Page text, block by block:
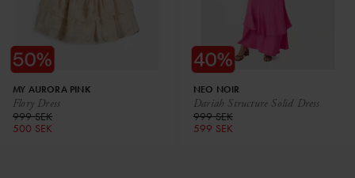
Flory Dress
MY AURORA PINK
999 SEK
500 SEK
Dariah Structure Solid Dress
NEO NOIR
999 SEK
599 SEK